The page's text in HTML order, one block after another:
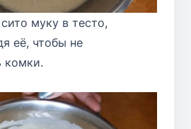
муку в тесто,
её, чтобы не
комки.